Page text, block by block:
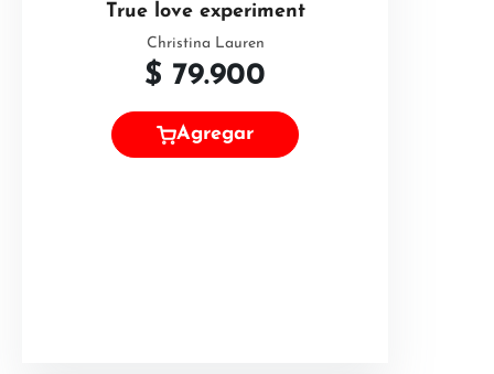
True love experiment
Christina Lauren
$ 79.900
Agregar